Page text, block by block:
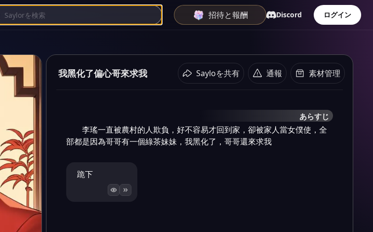
招待と報酬 Discord ログイン
我黑化了偏心哥來求我 Sayloを共有 通報 素材管理
あらすじ
李瑤一直被農村的人欺負，好不容易才回到家，卻被家人當女僕使，全
部都是因為哥哥有一個綠茶妹妹，我黑化了，哥哥還來求我
跪下